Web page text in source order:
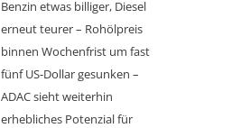
Benzin etwas billiger, Diesel
erneut teurer – Rohölpreis
binnen Wochenfrist um fast
fünf US-Dollar gesunken –
ADAC sieht weiterhin
erhebliches Potenzial für